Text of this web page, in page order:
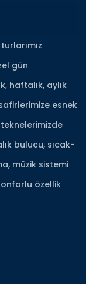
gün
haftalık, aylık
esnek
bulucu, sıcak-
müzik sistemi
özellik